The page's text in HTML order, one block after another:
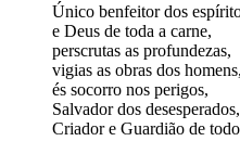
Único benfeitor dos
e Deus de toda a carne,
perscrutas as profundezas,
vigias as obras dos homens,
és socorro nos perigos,
Salvador dos desesperados,
Criador e Guardião de